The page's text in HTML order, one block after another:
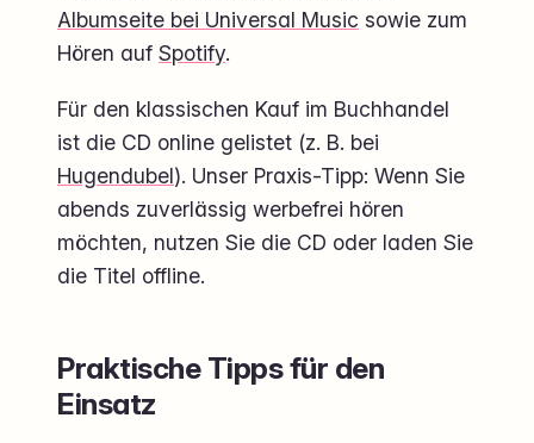
Albumseite bei Universal Music sowie zum
Hören auf Spotify.
Für den klassischen Kauf im Buchhandel
ist die CD online gelistet (z. B. bei
Hugendubel). Unser Praxis-Tipp: Wenn Sie
abends zuverlässig werbefrei hören
möchten, nutzen Sie die CD oder laden Sie
die Titel offline.
Praktische Tipps für den
Einsatz